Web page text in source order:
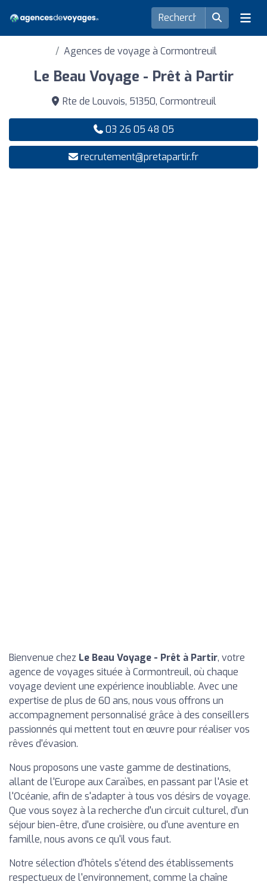
Agences de voyage à Cormontreuil
Le Beau Voyage - Prêt à Partir
Rte de Louvois, 51350, Cormontreuil
03 26 05 48 05
recrutement@pretapartir.fr
Bienvenue chez Le Beau Voyage - Prêt à Partir, votre
agence de voyages située à Cormontreuil, où chaque
voyage devient une expérience inoubliable. Avec une
expertise de plus de 60 ans, nous vous offrons un
accompagnement personnalisé grâce à des conseillers
passionnés qui mettent tout en œuvre pour réaliser vos
rêves d'évasion.
Nous proposons une vaste gamme de destinations,
allant de l'Europe aux Caraïbes, en passant par l'Asie et
l'Océanie, afin de s'adapter à tous vos désirs de voyage.
Que vous soyez à la recherche d'un circuit culturel, d'un
séjour bien-être, d'une croisière, ou d'une aventure en
famille, nous avons ce qu'il vous faut.
Notre sélection d'hôtels s'étend des établissements
respectueux de l'environnement, comme la chaîne